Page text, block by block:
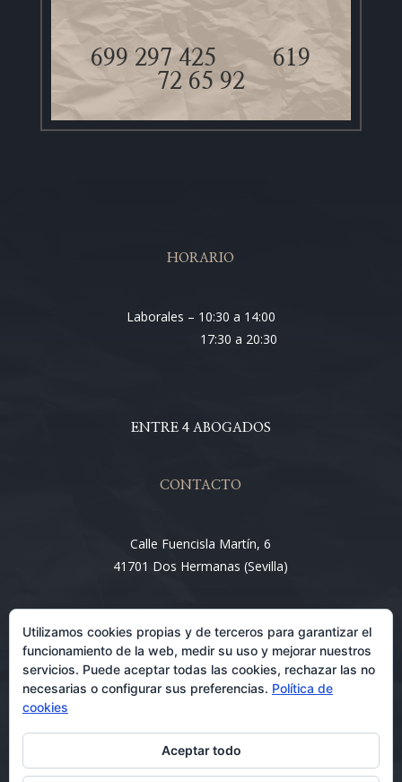
699 297 425619
72 65 92
HORARIO
Laborales – 10:30 a 14:00
17:30 a 20:30
ENTRE 4 ABOGADOS
CONTACTO
Calle Fuencisla Martín, 6
41701 Dos Hermanas (Sevilla)
Email:
info@entre4abogados.com
Utilizamos cookies propias y de terceros para garantizar el
funcionamiento de la web, medir su uso y mejorar nuestros
servicios. Puede aceptar todas las cookies, rechazar las no
necesarias o configurar sus preferencias. Política de
cookies
Aceptar todo